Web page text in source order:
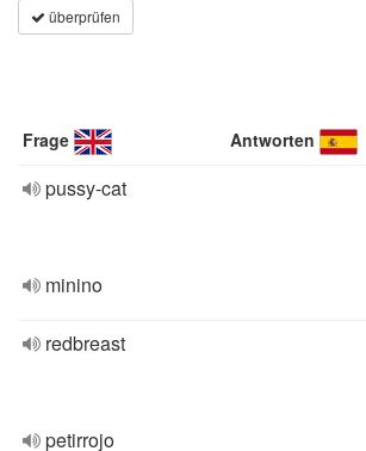
überprüfen
Frage Antworten
pussy-cat
minino
redbreast
petirrojo